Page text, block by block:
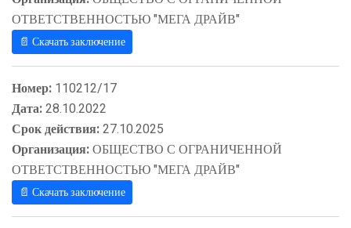
ОТВЕТСТВЕННОСТЬЮ "МЕГА ДРАЙВ"
📄 Скачать заключение
Номер: 110212/17
Дата:28.10.2022
Срок действия:27.10.2025
Организация:ОБЩЕСТВО С ОГРАНИЧЕННОЙ
ОТВЕТСТВЕННОСТЬЮ "МЕГА ДРАЙВ"
📄 Скачать заключение